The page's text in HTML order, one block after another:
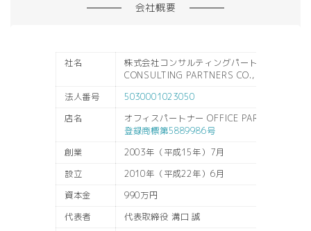
会社概要
社名
株式会社コンサルティングパートナーズ
CONSULTING PARTNERS CO., LTD.
法人番号
5030001023050
店名
オフィスパートナー OFFICE PARTNER
登録商標第5889986号
創業
2003年（平成15年）7月
設立
2010年（平成22年）6月
資本金
990万円
代表者
代表取締役 溝口 誠